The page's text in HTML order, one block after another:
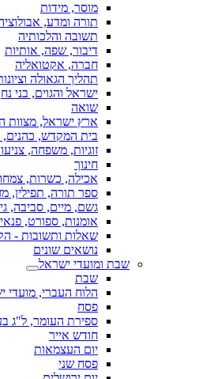
מוסר, מידות
תורה ומדע,
תשובה והלכותיה
דיבור, שפה, אותיות
חברה, אקטואליה
תהליך הגאולה
ישראל והגוים, בני נח
שואה
ארץ ישראל, מצוות
בית המקדש, כהנים,
זוגיות, משפחה,
חינוך
אכילה, כשרות,
ספר תורה, תפילין,
גשם, מיים, סביבה,
אומנות, ספורט, פנאי
שאלות ותשובות -
נושאים שונים
שבת ומועדי ישראל
שבת
הלוח העברי,
פסח
ספירת העומר, ל"ג
חודש אייר
יום העצמאות
פסח שני